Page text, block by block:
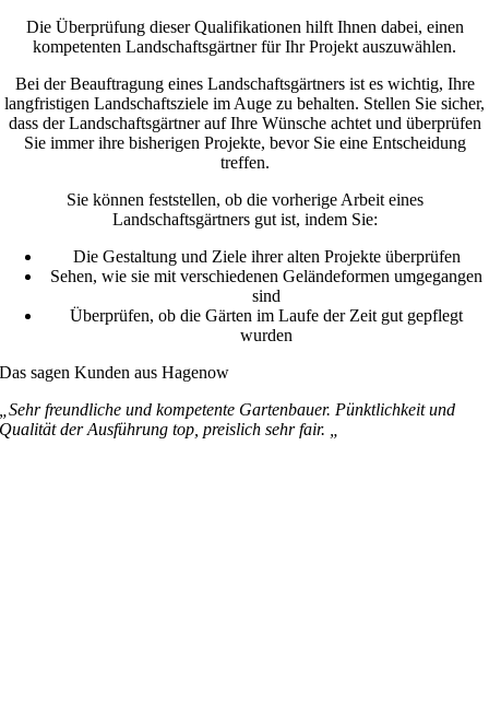
Die Überprüfung dieser Qualifikationen hilft Ihnen dabei, einen
kompetenten Landschaftsgärtner für Ihr Projekt auszuwählen.
Bei der Beauftragung eines Landschaftsgärtners ist es wichtig, Ihre
langfristigen Landschaftsziele im Auge zu behalten. Stellen Sie sicher,
dass der Landschaftsgärtner auf Ihre Wünsche achtet und überprüfen
Sie immer ihre bisherigen Projekte, bevor Sie eine Entscheidung
treffen.
Sie können feststellen, ob die vorherige Arbeit eines
Landschaftsgärtners gut ist, indem Sie:
Die Gestaltung und Ziele ihrer alten Projekte überprüfen
Sehen, wie sie mit verschiedenen Geländeformen umgegangen
sind
Überprüfen, ob die Gärten im Laufe der Zeit gut gepflegt
wurden
Das sagen Kunden aus Hagenow
„Sehr freundliche und kompetente Gartenbauer. Pünktlichkeit und
Qualität der Ausführung top, preislich sehr fair. „